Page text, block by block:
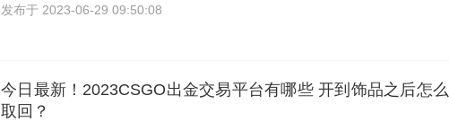
发布于 2023-06-29 09:50:08
今日最新！2023CSGO出金交易平台有哪些 开到饰品之后怎么
取回？